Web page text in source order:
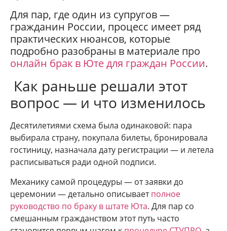
Для пар, где один из супругов —
гражданин России, процесс имеет ряд
практических нюансов, которые
подробно разобраны в материале про
онлайн брак в Юте для граждан России.
Как раньше решали этот
вопрос — и что изменилось
Десятилетиями схема была одинаковой: пара
выбирала страну, покупала билеты, бронировала
гостиницу, назначала дату регистрации — и летела
расписываться ради одной подписи.
Механику самой процедуры — от заявки до
церемонии — детально описываетполное
руководство по браку в штате Юта. Для пар со
смешанным гражданством этот путь часто